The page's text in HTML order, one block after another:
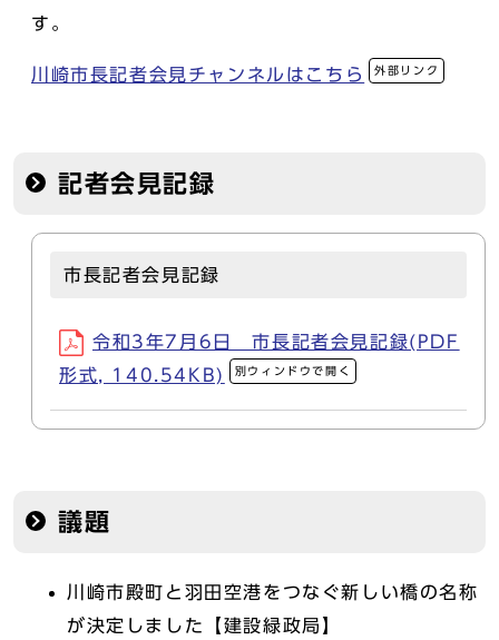
す。
川崎市長記者会見チャンネルはこちら 外部リンク
記者会見記録
市長記者会見記録
令和3年7月6日 市長記者会見記録(PDF
形式, 140.54KB)
別ウィンドウで開く
議題
川崎市殿町と羽田空港をつなぐ新しい橋の名称
が決定しました【建設緑政局】